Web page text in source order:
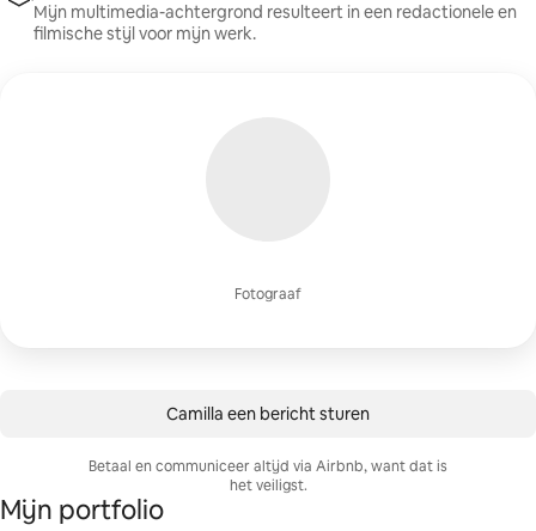
Fotograaf
Mijn multimedia-achtergrond resulteert in een redactionele en
filmische stijl voor mijn werk.
Camilla een bericht sturen
Betaal en communiceer altijd via Airbnb, want dat is
het veiligst.
Mijn portfolio